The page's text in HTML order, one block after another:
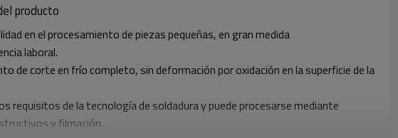
producto
en el procesamiento de piezas pequeñas, en gran medida
laboral.
de corte en frío completo, sin deformación por oxidación en la superficie de la
requisitos de la tecnología de soldadura y puede procesarse mediante
y filmación.